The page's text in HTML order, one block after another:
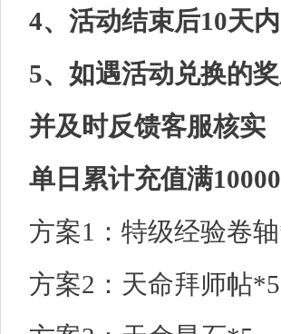
4、活动结束后10天
5、如遇活动兑换的
并及时反馈客服核实
单日累计充值满
方案1：特级经验卷
方案2：天命拜师帖*5